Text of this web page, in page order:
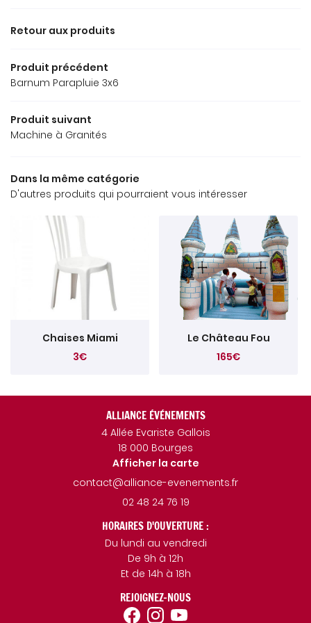
Retour aux produits
Produit précédent
Barnum Parapluie 3x6
Produit suivant
Machine à Granités
Dans la même catégorie
D'autres produits qui pourraient vous intéresser
Chaises Miami
3€
Le Château Fou
165€
ALLIANCE ÉVÉNEMENTS
4 Allée Evariste Gallois
18 000 Bourges
Afficher la carte
02 48 24 76 19
HORAIRES D'OUVERTURE :
Du lundi au vendredi
De 9h à 12h
Et de 14h à 18h
REJOIGNEZ-NOUS